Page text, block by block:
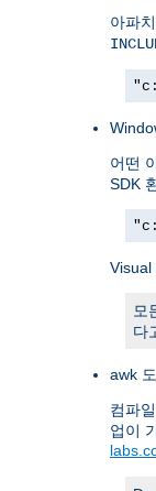
아파
어떤
SDK
Visual
모
다
awk
컴파
업이